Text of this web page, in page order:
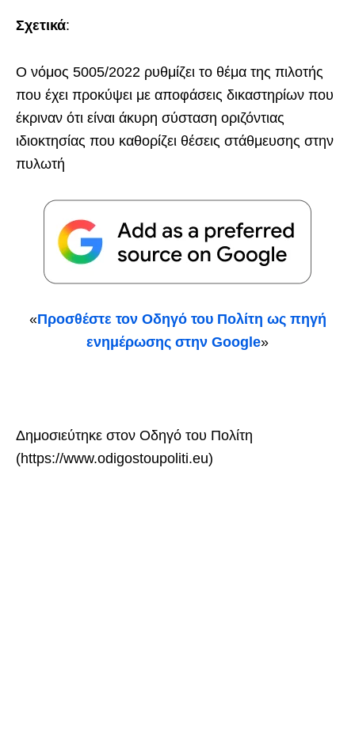
Σχετικά:
Ο νόμος 5005/2022 ρυθμίζει το θέμα της πιλοτής
που έχει προκύψει με αποφάσεις δικαστηρίων που
έκριναν ότι είναι άκυρη σύσταση οριζόντιας
ιδιοκτησίας που καθορίζει θέσεις στάθμευσης στην
πυλωτή
«Προσθέστε τον Οδηγό του Πολίτη ως πηγή
ενημέρωσης στην Google»
Δημοσιεύτηκε στον Οδηγό του Πολίτη
(https://www.odigostoupoliti.eu)